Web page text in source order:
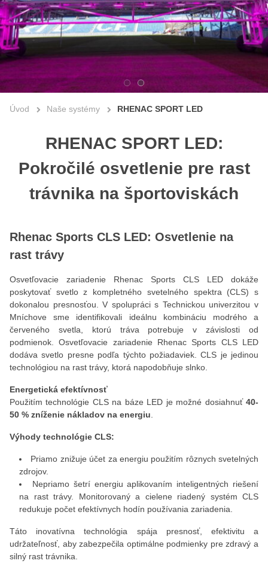
Úvod Naše systémy RHENAC SPORT LED
RHENAC SPORT LED:
Pokročilé osvetlenie pre rast
trávnika na športoviskách
Rhenac Sports CLS LED: Osvetlenie na
rast trávy
Osvetľovacie zariadenie Rhenac Sports CLS LED dokáže
poskytovať svetlo z kompletného svetelného spektra (CLS) s
dokonalou presnosťou. V spolupráci s Technickou univerzitou v
Mníchove sme identifikovali ideálnu kombináciu modrého a
červeného svetla, ktorú tráva potrebuje v závislosti od
podmienok. Osvetľovacie zariadenie Rhenac Sports CLS LED
dodáva svetlo presne podľa týchto požiadaviek. CLS je jedinou
technológiou na rast trávy, ktorá napodobňuje slnko.
Energetická efektívnosť
Použitím technológie CLS na báze LED je možné dosiahnuť 40-
50 % zníženie nákladov na energiu
Výhody technológie CLS:
Priamo znižuje účet za energiu použitím rôznych svetelných
zdrojov.
Nepriamo šetrí energiu aplikovaním inteligentných riešení
na rast trávy. Monitorovaný a cielene riadený systém CLS
redukuje počet efektívnych hodín používania zariadenia.
Táto inovatívna technológia spája presnosť, efektivitu a
udržateľnosť, aby zabezpečila optimálne podmienky pre zdravý a
silný rast trávnika.